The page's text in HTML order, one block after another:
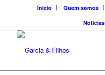
Ínicio Quem somos
Notícias